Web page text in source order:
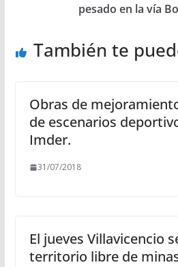
pesado en la vía
También te
Obras de
de escenarios
Imder.
31/07/2018
El jueves Villavicencio
territorio libre de